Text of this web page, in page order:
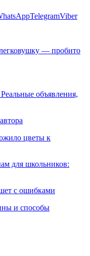
TelegramViber
— пробито
объявления,
цветы к
для школьников:
с ошибками
и способы